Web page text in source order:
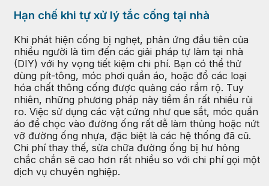
Hạn chế khi tự xử lý tắc cống tại nhà
Khi phát hiện cống bị nghẹt, phản ứng đầu tiên của
nhiều người là tìm đến các giải pháp tự làm tại nhà
(DIY) với hy vọng tiết kiệm chi phí. Bạn có thể thử
dùng pít-tông, móc phơi quần áo, hoặc đổ các loại
hóa chất thông cống được quảng cáo rầm rộ. Tuy
nhiên, những phương pháp này tiềm ẩn rất nhiều rủi
ro. Việc sử dụng các vật cứng như que sắt, móc quần
áo để chọc vào đường ống rất dễ làm thủng hoặc nứt
vỡ đường ống nhựa, đặc biệt là các hệ thống đã cũ.
Chi phí thay thế, sửa chữa đường ống bị hư hỏng
chắc chắn sẽ cao hơn rất nhiều so với chi phí gọi một
dịch vụ chuyên nghiệp.